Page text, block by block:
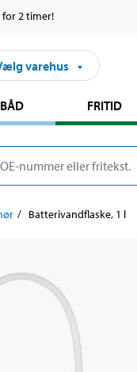
2 timer!
varehus
BÅD FRITID
Batterivandflaske, 1 l